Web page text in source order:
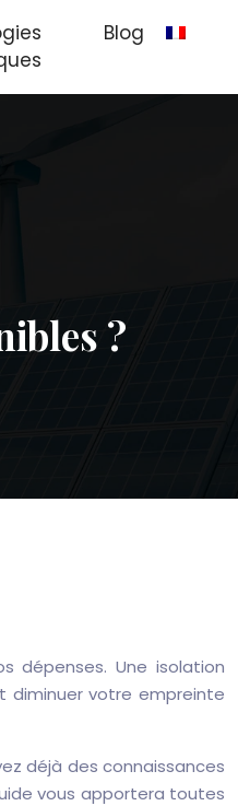
Blog
?
dépenses. Une isolation
diminuer votre empreinte
déjà des connaissances
vous apportera toutes